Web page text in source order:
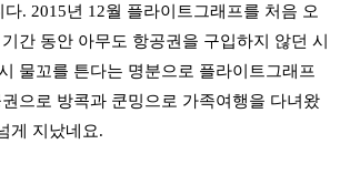
. 2015년 12월 플라이트그래프를 처음 오
간 동안 아무도 항공권을 구입하지 않던 시
물꼬를 튼다는 명분으로 플라이트그래프
으로 방콕과 쿤밍으로 가족여행을 다녀왔
게 지났네요.